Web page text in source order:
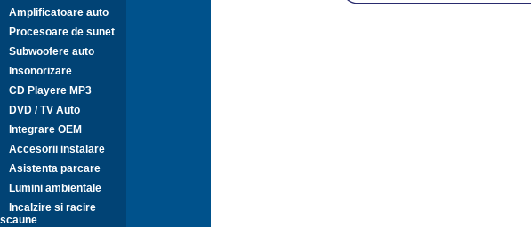
Amplificatoare auto
Procesoare de sunet
Subwoofere auto
Insonorizare
CD Playere MP3
DVD / TV Auto
Integrare OEM
Accesorii instalare
Asistenta parcare
Lumini ambientale
Incalzire si racire
scaune